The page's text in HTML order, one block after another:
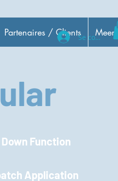
Partenaires / Clients Meer...
Se connecter
Down Function
Application